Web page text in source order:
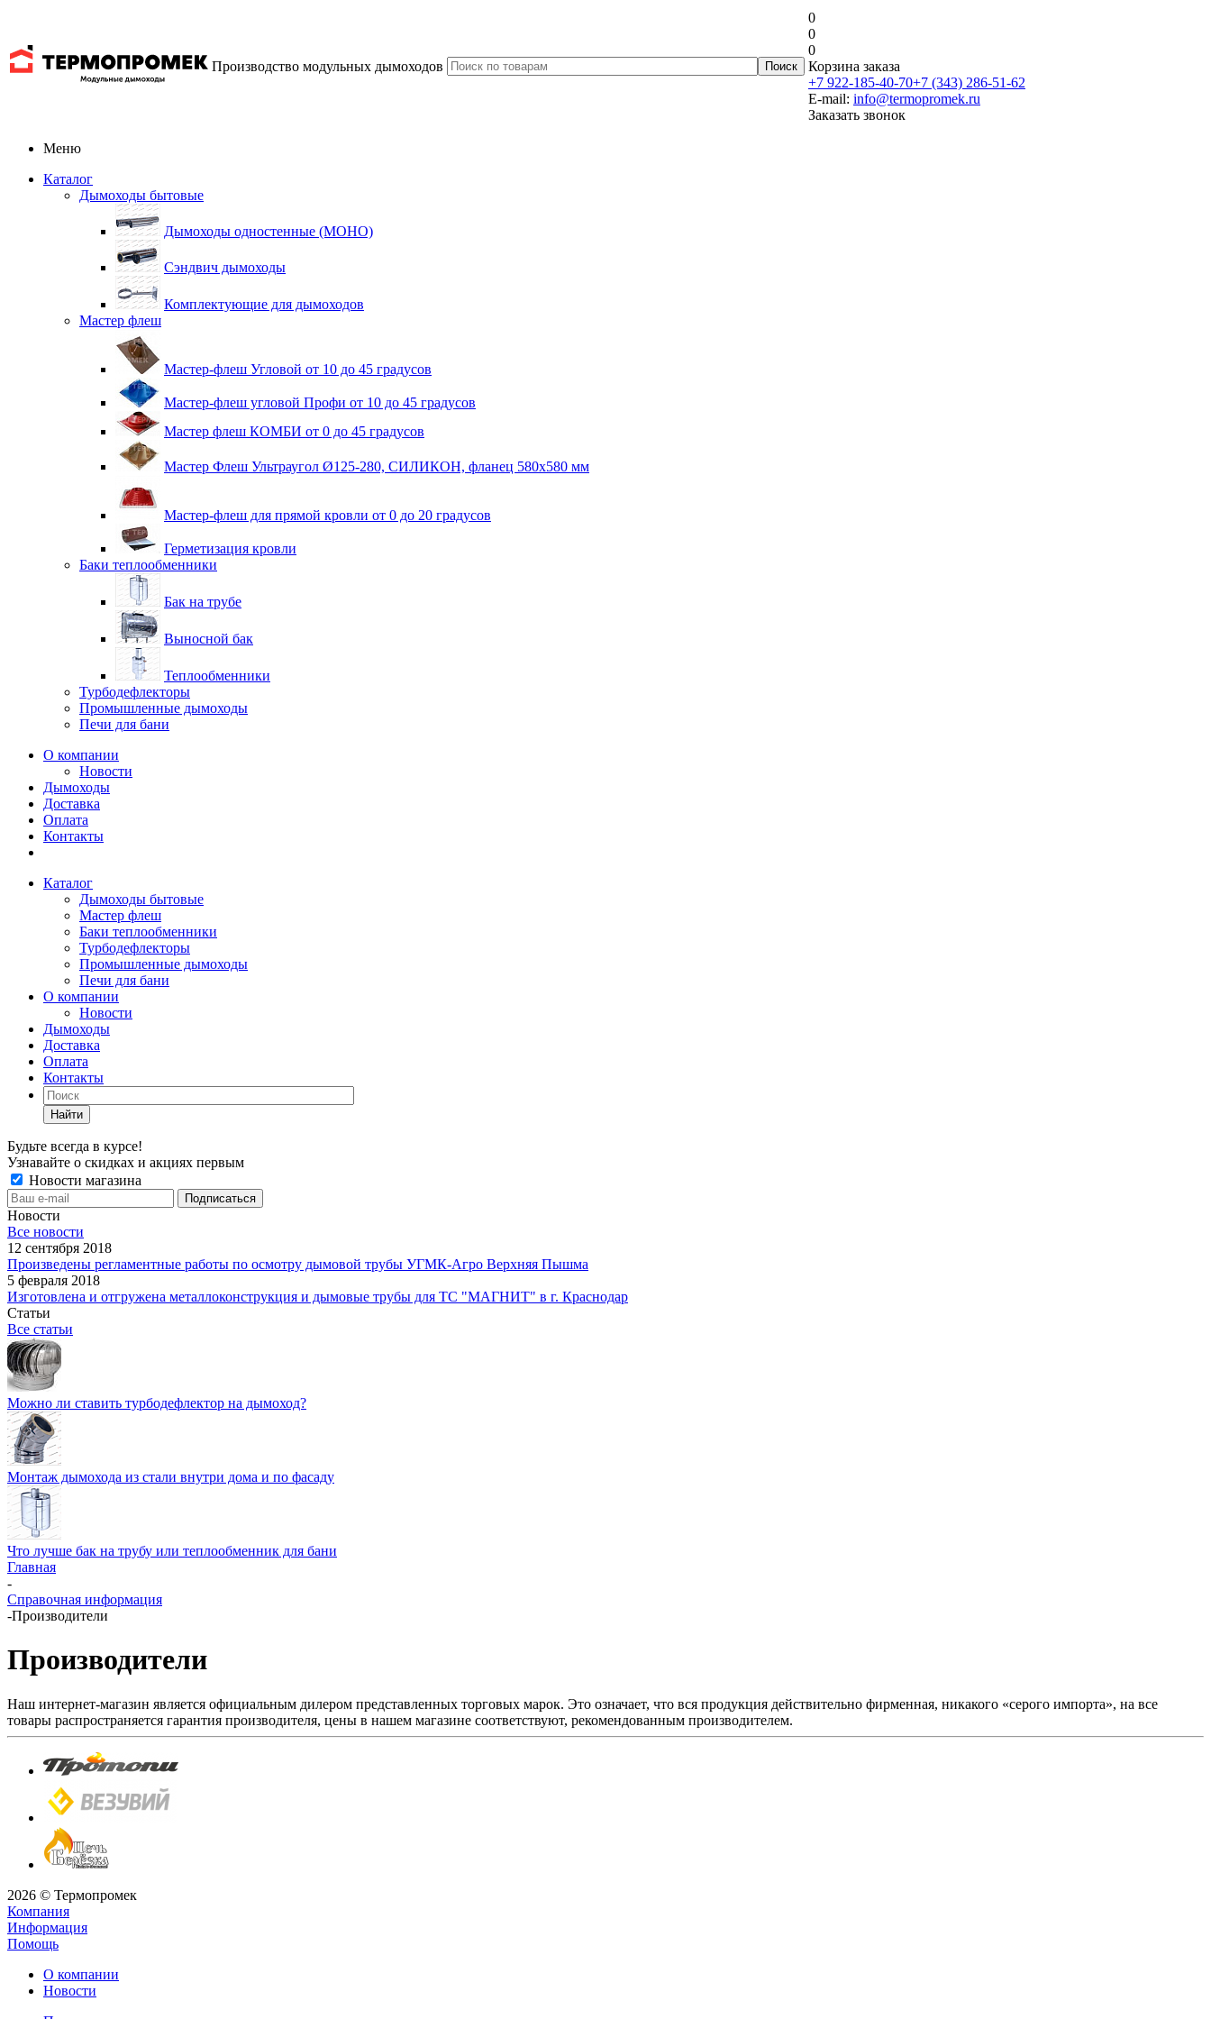
Производство модульных дымоходов
0
0
0
Корзина заказа
+7 922-185-40-70+7 (343) 286-51-62
E-mail: info@termopromek.ru
Заказать звонок
Меню
Каталог
Дымоходы бытовые
Дымоходы одностенные (МОНО)
Сэндвич дымоходы
Комплектующие для дымоходов
Мастер флеш
Мастер-флеш Угловой от 10 до 45 градусов
Мастер-флеш угловой Профи от 10 до 45 градусов
Мастер флеш КОМБИ от 0 до 45 градусов
Мастер Флеш Ультраугол Ø125-280, СИЛИКОН, фланец 580х580 мм
Мастер-флеш для прямой кровли от 0 до 20 градусов
Герметизация кровли
Баки теплообменники
Бак на трубе
Выносной бак
Теплообменники
Турбодефлекторы
Промышленные дымоходы
Печи для бани
О компании
Новости
Дымоходы
Доставка
Оплата
Контакты
Каталог
Дымоходы бытовые
Мастер флеш
Баки теплообменники
Турбодефлекторы
Промышленные дымоходы
Печи для бани
О компании
Новости
Дымоходы
Доставка
Оплата
Контакты
Найти
Будьте всегда в курсе!
Узнавайте о скидках и акциях первым
Новости магазина
Новости
Все новости
12 сентября 2018
Произведены регламентные работы по осмотру дымовой трубы УГМК-Агро Верхняя Пышма
5 февраля 2018
Изготовлена и отгружена металлоконструкция и дымовые трубы для ТС "МАГНИТ" в г. Краснодар
Статьи
Все статьи
Можно ли ставить турбодефлектор на дымоход?
Монтаж дымохода из стали внутри дома и по фасаду
Что лучше бак на трубу или теплообменник для бани
Главная
-
Справочная информация
-Производители
Производители
Наш интернет-магазин является официальным дилером представленных торговых марок. Это означает, что вся продукция действительно фирменная, никакого «серого импорта», на все
товары распространяется гарантия производителя, цены в нашем магазине соответствуют, рекомендованным производителем.
2026 © Термопромек
Компания
Информация
Помощь
О компании
Новости